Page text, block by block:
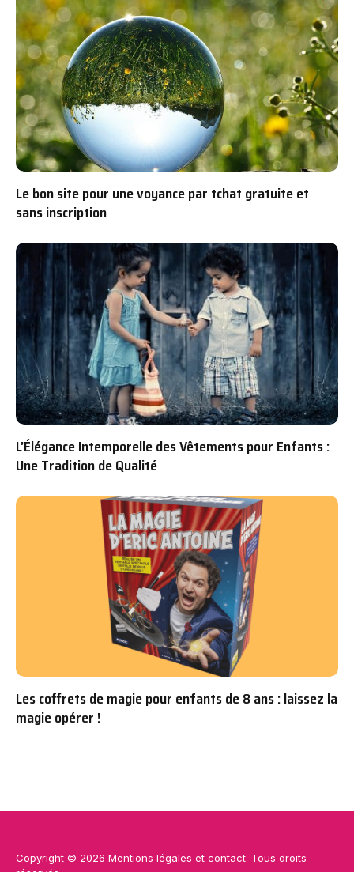
Le bon site pour une voyance par tchat gratuite et
sans inscription
L’Élégance Intemporelle des Vêtements pour Enfants :
Une Tradition de Qualité
Les coffrets de magie pour enfants de 8 ans : laissez la
magie opérer !
Copyright © 2026 Mentions légales et contact. Tous droits